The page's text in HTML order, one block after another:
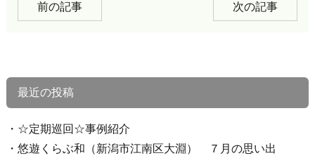
前の記事 次の記事
最近の投稿
☆定期巡回☆事例紹介
悠遊くらぶ和（新潟市江南区大淵） ７月の思い出